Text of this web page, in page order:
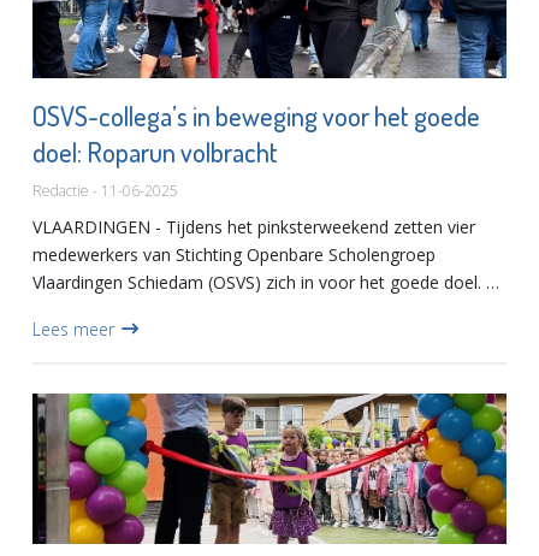
OSVS-collega’s in beweging voor het goede
doel: Roparun volbracht
Redactie - 11-06-2025
VLAARDINGEN - Tijdens het pinksterweekend zetten vier
medewerkers van Stichting Openbare Scholengroep
Vlaardingen Schiedam (OSVS) zich in voor het goede doel. Zij
estafettel...
Lees meer